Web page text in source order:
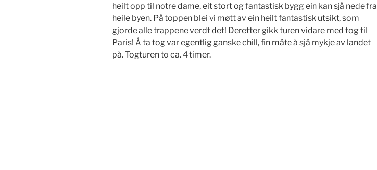
heilt opp til notre dame, eit stort og fantastisk bygg ein kan sjå nede fra
heile byen. På toppen blei vi møtt av ein heilt fantastisk utsikt, som
gjorde alle trappene verdt det! Deretter gikk turen vidare med tog til
Paris! Å ta tog var egentlig ganske chill, fin måte å sjå mykje av landet
på. Togturen to ca. 4 timer.